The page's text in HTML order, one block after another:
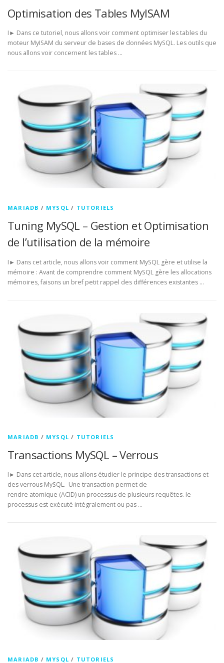
Optimisation des Tables MyISAM
I► Dans ce tutoriel, nous allons voir comment optimiser les tables du
moteur MyISAM du serveur de bases de données MySQL. Les outils que
nous allons voir concernent les tables …
MARIADB / MYSQL / TUTORIELS
Tuning MySQL – Gestion et Optimisation
de l’utilisation de la mémoire
I► Dans cet article, nous allons voir comment MySQL gère et utilise la
mémoire : Avant de comprendre comment MySQL gère les allocations
mémoires, faisons un bref petit rappel des différences existantes …
MARIADB / MYSQL / TUTORIELS
Transactions MySQL – Verrous
I► Dans cet article, nous allons étudier le principe des transactions et
des verrous MySQL. Une transaction permet de
rendre atomique (ACID) un processus de plusieurs requêtes. le
processus est exécuté intégralement ou pas …
MARIADB / MYSQL / TUTORIELS